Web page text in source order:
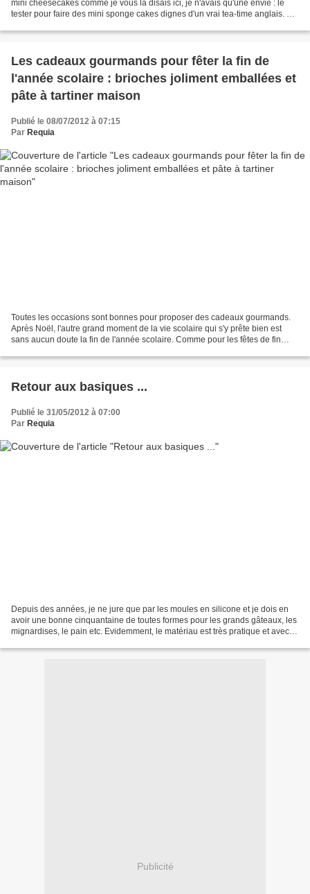
mini cheesecakes comme je vous la disais ici, je n'avais qu'une envie : le
tester pour faire des mini sponge cakes dignes d'un vrai tea-time anglais. Et
Les cadeaux gourmands pour fêter la fin de
l'année scolaire : brioches joliment emballées et
pâte à tartiner maison
Publié le 08/07/2012 à 07:15
Par Requia
Toutes les occasions sont bonnes pour proposer des cadeaux gourmands.
Après Noël, l'autre grand moment de la vie scolaire qui s'y prête bien est
sans aucun doute la fin de l'année scolaire. Comme pour les fêtes de fin
Retour aux basiques ...
Publié le 31/05/2012 à 07:00
Par Requia
Depuis des années, je ne jure que par les moules en silicone et je dois en
avoir une bonne cinquantaine de toutes formes pour les grands gâteaux, les
mignardises, le pain etc. Evidemment, le matériau est très pratique et avec
Publicité